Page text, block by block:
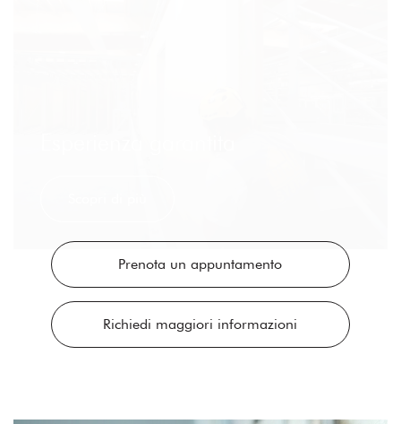
Prenota un appuntamento
Richiedi maggiori informazioni